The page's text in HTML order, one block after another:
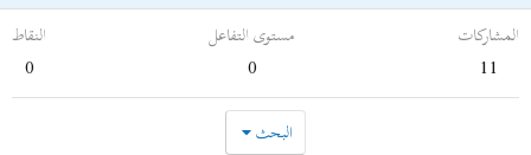
المشاركات
11
مستوى التفاعل
0
النقاط
0
البحث